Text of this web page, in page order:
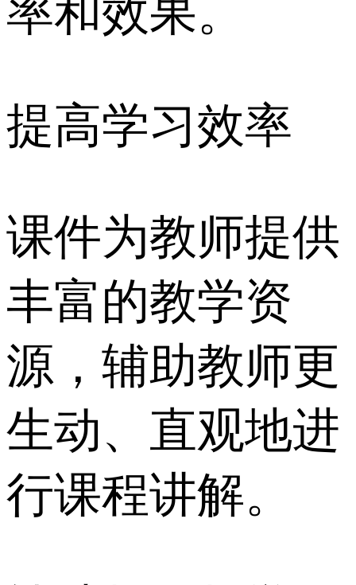
率和效果。
提高学习效率
课件为教师提供
丰富的教学资
源，辅助教师更
生动、直观地进
行课程讲解。